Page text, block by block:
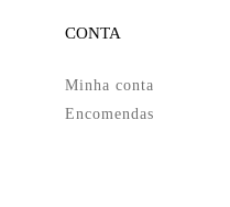
CONTA
Minha conta
Encomendas